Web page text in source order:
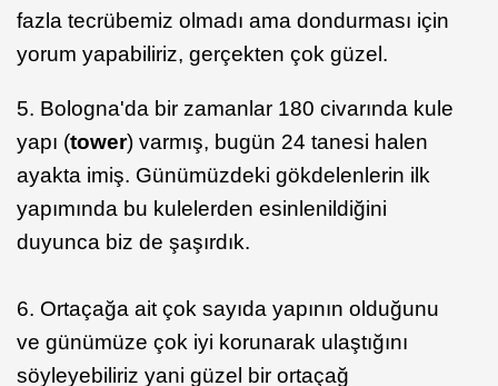
fazla tecrübemiz olmadı ama dondurması için
yorum yapabiliriz, gerçekten çok güzel.
5. Bologna'da bir zamanlar 180 civarında kule
yapı (tower) varmış, bugün 24 tanesi halen
ayakta imiş. Günümüzdeki gökdelenlerin ilk
yapımında bu kulelerden esinlenildiğini
duyunca biz de şaşırdık.
6. Ortaçağa ait çok sayıda yapının olduğunu
ve günümüze çok iyi korunarak ulaştığını
söyleyebiliriz yani güzel bir ortaçağ